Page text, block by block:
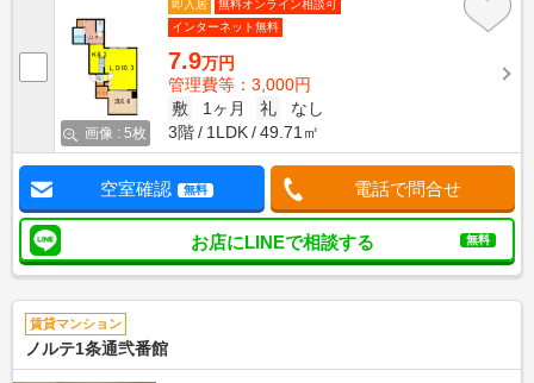
画像 : 5枚
即入居
無料オンライン相談可
インターネット無料
7.9万円
管理費等：3,000円
敷
1ヶ月 礼
なし
3階
1LDK 49.71㎡
空室確認 無料 電話で問合せ
お店にLINEで相談する 無料
賃貸マンション
ノルテ1条通弐番館